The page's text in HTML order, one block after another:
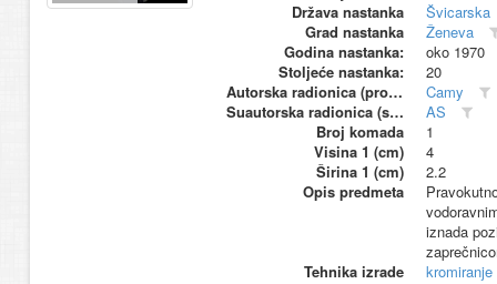
Država nastanka
Švicarska
Grad nastanka
Ženeva
Godina nastanka:
oko 1970
Stoljeće nastanka:
20
Autorska radionica (proizvođač)
Camy
Suautorska radionica (suproizvođač)
AS
Broj komada
1
Visina 1 (cm)
4
Širina 1 (cm)
2.2
Opis predmeta
iznada
Tehnika izrade
kromiranje